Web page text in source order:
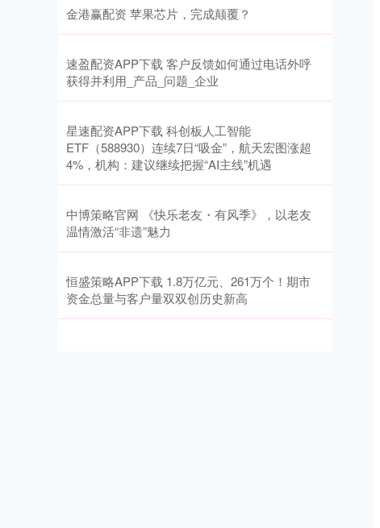
金港赢配资 苹果芯片，完成颠覆？
速盈配资APP下载 客户反馈如何通过电话外呼
获得并利用_产品_问题_企业
星速配资APP下载 科创板人工智能
ETF（588930）连续7日“吸金”，航天宏图涨超
4%，机构：建议继续把握“AI主线”机遇
中博策略官网 《快乐老友・有风季》，以老友
温情激活“非遗”魅力
恒盛策略APP下载 1.8万亿元、261万个！期市
资金总量与客户量双双创历史新高